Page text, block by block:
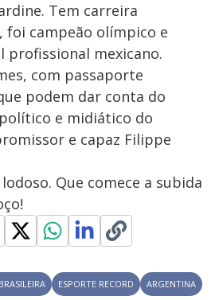
Tem carreira
foi campeão olímpico e
mexicano.
com passaporte
podem dar conta do
e midiático do
e capaz Filippe
Que comece a subida
ESPORTE RECORD
ARGENTINA